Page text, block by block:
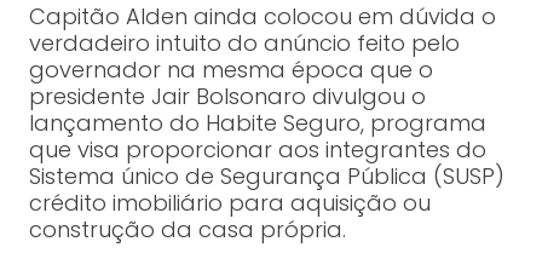
Capitão Alden ainda colocou em dúvida o
verdadeiro intuito do anúncio feito pelo
governador na mesma época que o
presidente Jair Bolsonaro divulgou o
lançamento do Habite Seguro, programa
que visa proporcionar aos integrantes do
Sistema único de Segurança Pública (SUSP)
crédito imobiliário para aquisição ou
construção da casa própria.